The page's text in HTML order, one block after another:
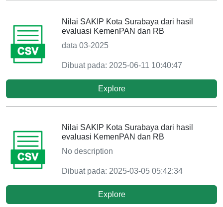
Nilai SAKIP Kota Surabaya dari hasil
evaluasi KemenPAN dan RB
data 03-2025
Dibuat pada: 2025-06-11 10:40:47
Explore
Nilai SAKIP Kota Surabaya dari hasil
evaluasi KemenPAN dan RB
No description
Dibuat pada: 2025-03-05 05:42:34
Explore